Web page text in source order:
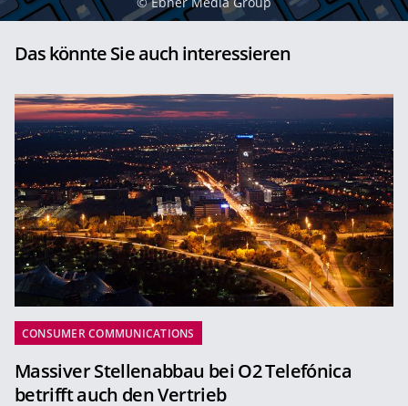
Das könnte Sie auch interessieren
CONSUMER COMMUNICATIONS
Massiver Stellenabbau bei O2 Telefónica
betrifft auch den Vertrieb